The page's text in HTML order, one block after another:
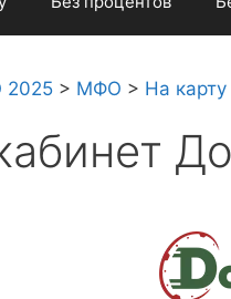
2025 > МФО > На карту